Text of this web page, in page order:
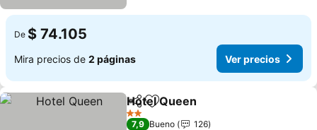
De $ 74.105
Mira precios de 2 páginas Ver precios
CompartirAgregar a favoritos
Hotel Queen
2 Estrellas
7,9 Bueno
126